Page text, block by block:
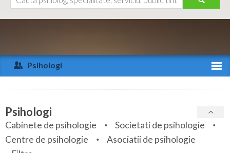
Arad
Arges
Bihor
Bistrita-Nasaud
Ajutor
Psihologi
Specialitati
Servicii
Psihologi
Cabinete de psihologie
Societati de psihologie
Centre de psihologie
Asociatii de psihologie